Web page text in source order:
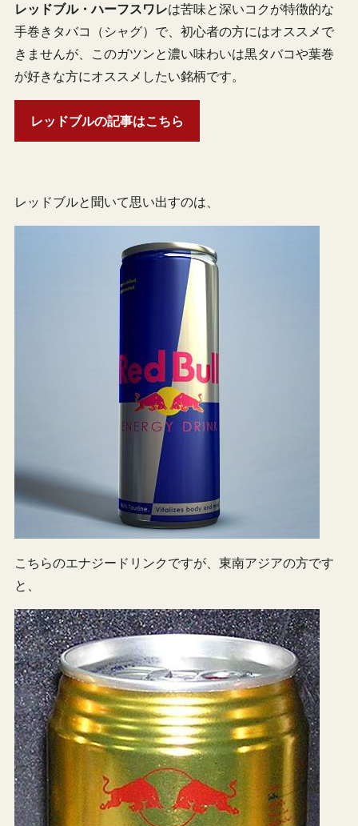
レッドブル・ハーフスワレは苦味と深いコクが特徴的な
手巻きタバコ（シャグ）で、初心者の方にはオススメで
きませんが、このガツンと濃い味わいは黒タバコや葉巻
が好きな方にオススメしたい銘柄です。
レッドブルの記事はこちら
レッドブルと聞いて思い出すのは、
こちらのエナジードリンクですが、東南アジアの方です
と、